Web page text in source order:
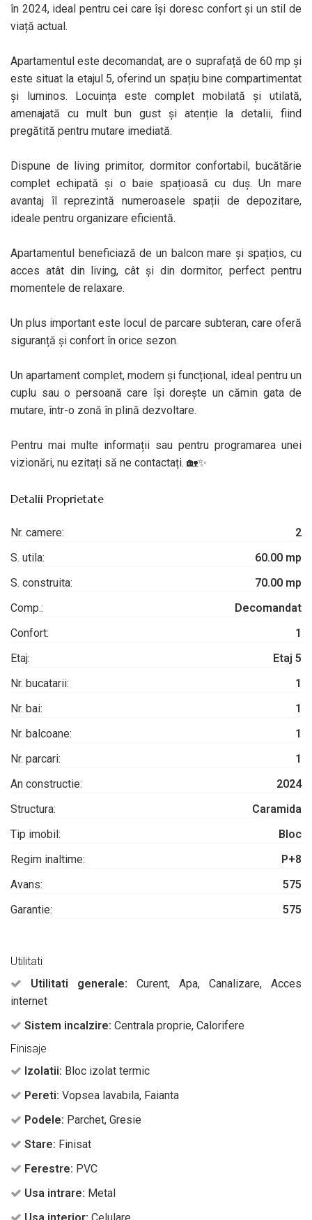
în 2024, ideal pentru cei care își doresc confort și un stil de
viață actual.
Apartamentul este decomandat, are o suprafață de 60 mp și
este situat la etajul 5, oferind un spațiu bine compartimentat
și luminos. Locuința este complet mobilată și utilată,
amenajată cu mult bun gust și atenție la detalii, fiind
pregătită pentru mutare imediată.
Dispune de living primitor, dormitor confortabil, bucătărie
complet echipată și o baie spațioasă cu duș. Un mare
avantaj îl reprezintă numeroasele spații de depozitare,
ideale pentru organizare eficientă.
Apartamentul beneficiază de un balcon mare și spațios, cu
acces atât din living, cât și din dormitor, perfect pentru
momentele de relaxare.
Un plus important este locul de parcare subteran, care oferă
siguranță și confort în orice sezon.
Un apartament complet, modern și funcțional, ideal pentru un
cuplu sau o persoană care își dorește un cămin gata de
mutare, într-o zonă în plină dezvoltare.
Pentru mai multe informații sau pentru programarea unei
vizionări, nu ezitați să ne contactați. 🏡✨
Detalii Proprietate
Nr. camere:
2
S. utila:
60.00 mp
S. construita:
70.00 mp
Comp.:
Decomandat
Confort:
1
Etaj:
Etaj 5
Nr. bucatarii:
1
Nr. bai:
1
Nr. balcoane:
1
Nr. parcari:
1
An constructie:
2024
Structura:
Caramida
Tip imobil:
Bloc
Regim inaltime:
P+8
Avans:
575
Garantie:
575
Utilitati
Utilitati generale: Curent, Apa, Canalizare, Acces
internet
Sistem incalzire: Centrala proprie, Calorifere
Finisaje
Izolatii: Bloc izolat termic
Pereti: Vopsea lavabila, Faianta
Podele: Parchet, Gresie
Stare: Finisat
Ferestre: PVC
Usa intrare: Metal
Usa interior: Celulare